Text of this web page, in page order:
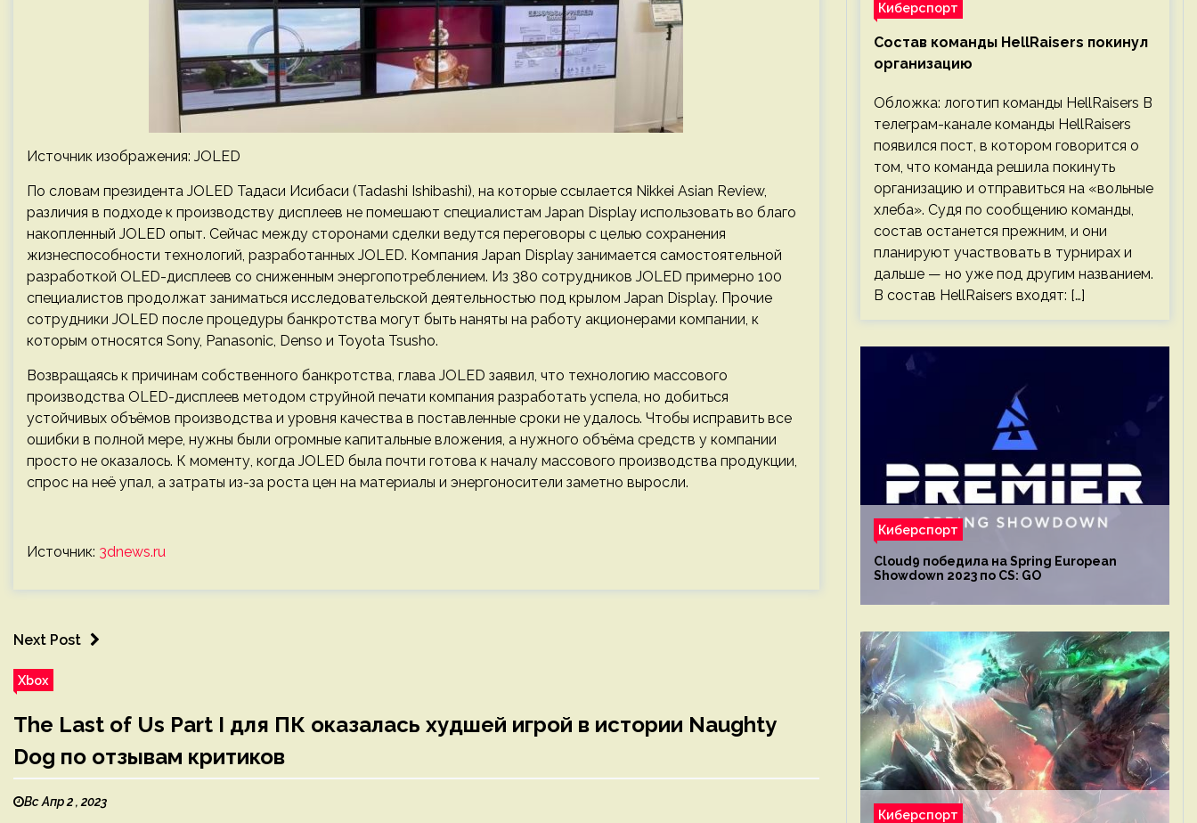
Источник изображения: JOLED
По словам президента JOLED Тадаси Исибаси (Tadashi Ishibashi), на которые ссылается Nikkei Asian Review,
различия в подходе к производству дисплеев не помешают специалистам Japan Display использовать во благо
накопленный JOLED опыт. Сейчас между сторонами сделки ведутся переговоры с целью сохранения
жизнеспособности технологий, разработанных JOLED. Компания Japan Display занимается самостоятельной
разработкой OLED-дисплеев со сниженным энергопотреблением. Из 380 сотрудников JOLED примерно 100
специалистов продолжат заниматься исследовательской деятельностью под крылом Japan Display. Прочие
сотрудники JOLED после процедуры банкротства могут быть наняты на работу акционерами компании, к
которым относятся Sony, Panasonic, Denso и Toyota Tsusho.
Возвращаясь к причинам собственного банкротства, глава JOLED заявил, что технологию массового
производства OLED-дисплеев методом струйной печати компания разработать успела, но добиться
устойчивых объёмов производства и уровня качества в поставленные сроки не удалось. Чтобы исправить все
ошибки в полной мере, нужны были огромные капитальные вложения, а нужного объёма средств у компании
просто не оказалось. К моменту, когда JOLED была почти готова к началу массового производства продукции,
спрос на неё упал, а затраты из-за роста цен на материалы и энергоносители заметно выросли.
Источник: 3dnews.ru
Next Post
Xbox
The Last of Us Part I для ПК оказалась худшей игрой в истории Naughty
Dog по отзывам критиков
Вс Апр 2 , 2023
Киберспорт
Состав команды HellRaisers покинул
организацию
Обложка: логотип команды HellRaisers В
телеграм-канале команды HellRaisers
появился пост, в котором говорится о
том, что команда решила покинуть
организацию и отправиться на «вольные
хлеба». Судя по сообщению команды,
состав останется прежним, и они
планируют участвовать в турнирах и
дальше — но уже под другим названием.
В состав HellRaisers входят: […]
Киберспорт
Cloud9 победила на Spring European
Showdown 2023 по CS: GO
Киберспорт